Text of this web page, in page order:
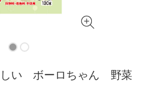
い ボーロちゃん 野菜